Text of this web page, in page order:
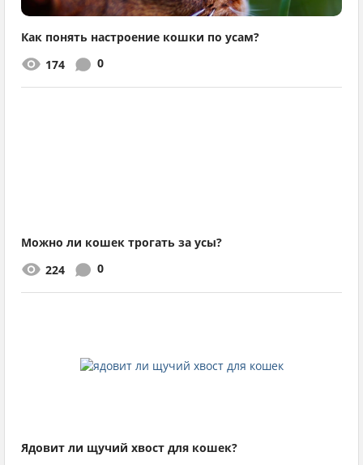
Как понять настроение кошки по усам?
174
0
Можно ли кошек трогать за усы?
224
0
Ядовит ли щучий хвост для кошек?